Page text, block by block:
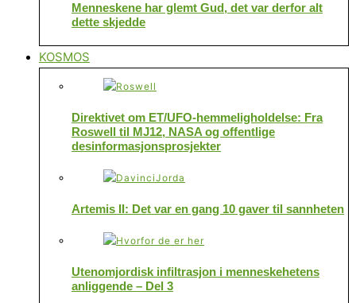
Menneskene har glemt Gud, det var derfor alt
dette skjedde
KOSMOS
Direktivet om ET/UFO-hemmeligholdelse: Fra
Roswell til MJ12, NASA og offentlige
desinformasjonsprosjekter
Artemis II: Det var en gang 10 gaver til sannheten
Utenomjordisk infiltrasjon i menneskehetens
anliggende – Del 3